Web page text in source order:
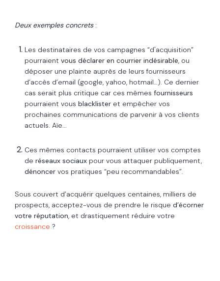
Deux exemples concrets :
Les destinataires de vos campagnes “d'acquisition”
pourraient vous déclarer en courrier indésirable, ou
déposer une plainte auprès de leurs fournisseurs
d’accès d’email (google, yahoo, hotmail…). Ce dernier
cas serait plus critique car ces mêmes fournisseurs
pourraient vous blacklisteret empêcher vos
prochaines communications de parvenir à vos clients
actuels. Aïe...
Ces mêmes contacts pourraient utiliser vos comptes
de réseaux sociauxpour vous attaquer publiquement,
dénoncervos pratiques “peu recommandables”.
Sous couvert d’acquérir quelques centaines, milliers de
prospects, acceptez-vous de prendre le risque d’écorner
votre réputation, et drastiquement réduire votre
croissance ?